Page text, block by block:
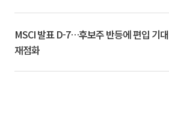
MSCI 발표 D-7…후보주 반등에 편입 기대
재점화